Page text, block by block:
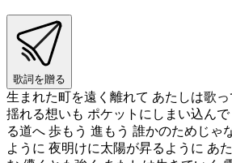
歌詞を贈る
生まれた町を遠く離れて あたしは歌
揺れる想いも ポケットにしまい込ん
る道へ 歩もう 進もう 誰かのためじゃ
ように 夜明けに太陽が昇るように あ